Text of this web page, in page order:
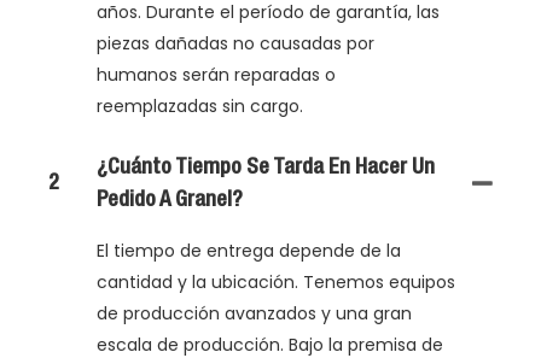
años. Durante el período de garantía, las
piezas dañadas no causadas por
humanos serán reparadas o
reemplazadas sin cargo.
2
¿Cuánto Tiempo Se Tarda En Hacer Un
Pedido A Granel?
El tiempo de entrega depende de la
cantidad y la ubicación. Tenemos equipos
de producción avanzados y una gran
escala de producción. Bajo la premisa de